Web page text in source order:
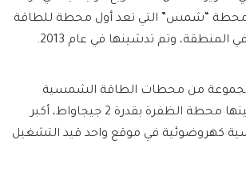
محطة “شمس” التي تعد أول محطة للطاقة
وتم تدشينها في عام 2013.
من محطات الطاقة الشمسية
الرائدة عالمياً، من بينها محطة الظفرة بقدرة 2 جيجاواط، أكبر
كهروضوئية في موقع واحد قيد التشغيل